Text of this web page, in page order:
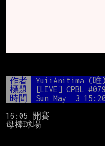
作者 YuiiAnitima (唯)
標題
[LIVE] CPBL
時間
Sun May  3
16:05 開賽
母棒球場